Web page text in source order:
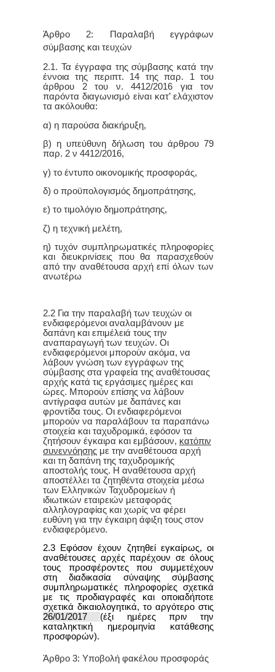
Άρθρο 2: Παραλαβή εγγράφων
σύμβασης και τευχών
2.1. Τα έγγραφα της σύμβασης κατά την
έννοια της περιπτ. 14 της παρ. 1 του
άρθρου 2 του ν. 4412/2016 για τον
παρόντα διαγωνισμό είναι κατ’ ελάχιστον
τα ακόλουθα:
α) η παρούσα διακήρυξη,
β) η υπεύθυνη δήλωση του άρθρου 79
παρ. 2 ν 4412/2016,
γ) το έντυπο οικονομικής προσφοράς,
δ) ο προϋπολογισμός δημοπράτησης,
ε) το τιμολόγιο δημοπράτησης,
ζ) η τεχνική μελέτη,
η) τυχόν συμπληρωματικές πληροφορίες
και διευκρινίσεις που θα παρασχεθούν
από την αναθέτουσα αρχή επί όλων των
ανωτέρω
2.2 Για την παραλαβή των τευχών οι
ενδιαφερόμενοι αναλαμβάνουν με
δαπάνη και επιμέλειά τους την
αναπαραγωγή των τευχών. Οι
ενδιαφερόμενοι μπορούν ακόμα, να
λάβουν γνώση των εγγράφων της
σύμβασης στα γραφεία της αναθέτουσας
αρχής κατά τις εργάσιμες ημέρες και
ώρες. Μπορούν επίσης να λάβουν
αντίγραφα αυτών με δαπάνες και
φροντίδα τους. Οι ενδιαφερόμενοι
μπορούν να παραλάβουν τα παραπάνω
στοιχεία και ταχυδρομικά, εφόσον τα
ζητήσουν έγκαιρα και εμβάσουν, κατόπιν
συνεννόησης με την αναθέτουσα αρχή
και τη δαπάνη της ταχυδρομικής
αποστολής τους. Η αναθέτουσα αρχή
αποστέλλει τα ζητηθέντα στοιχεία μέσω
των Ελληνικών Ταχυδρομείων ή
ιδιωτικών εταιρειών μεταφοράς
αλληλογραφίας και χωρίς να φέρει
ευθύνη για την έγκαιρη άφιξη τους στον
ενδιαφερόμενο.
2.3 Εφόσον έχουν ζητηθεί εγκαίρως, οι
αναθέτουσες αρχές παρέχουν σε όλους
τους προσφέροντες που συμμετέχουν
στη διαδικασία σύναψης σύμβασης
συμπληρωματικές πληροφορίες σχετικά
με τις προδιαγραφές και οποιαδήποτε
σχετικά δικαιολογητικά, το αργότερο στις
26/01/2017 (έξι ημέρες πριν την
καταληκτική ημερομηνία κατάθεσης
προσφορών).
Άρθρο 3: Υποβολή φακέλου προσφοράς